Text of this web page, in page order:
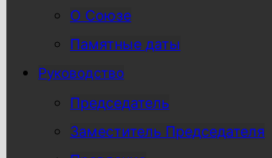
О Союзе
Памятные даты
Руководство
Председатель
Заместитель Председателя